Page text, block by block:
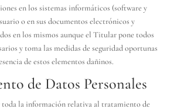
en los sistemas informáticos (software y
o en sus documentos electrónicos y
en los mismos aunque el Titular pone todos
y toma las medidas de seguridad oportunas
de estos elementos dañinos.
de Datos Personales
toda la información relativa al tratamiento de